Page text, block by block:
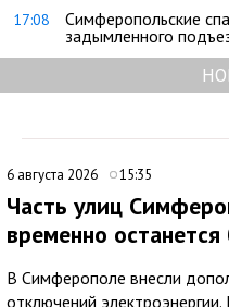
17:08
Симферопольские
задымленного
6 августа 2026 15:35
Часть улиц
временно
В Симферополе внесли
отключений